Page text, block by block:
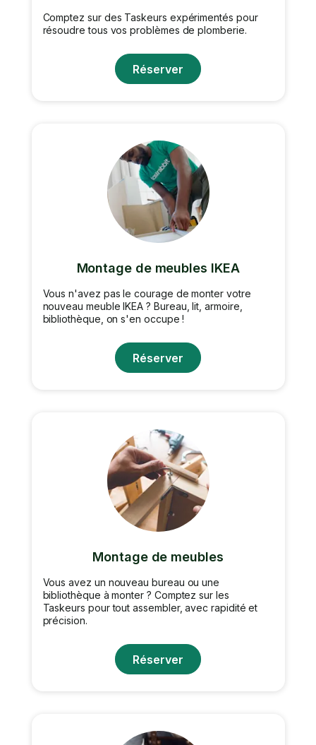
Comptez sur des Taskeurs expérimentés pour
résoudre tous vos problèmes de plomberie.
Réserver
Montage de meubles IKEA
Vous n'avez pas le courage de monter votre
nouveau meuble IKEA ? Bureau, lit, armoire,
bibliothèque, on s'en occupe !
Réserver
Montage de meubles
Vous avez un nouveau bureau ou une
bibliothèque à monter ? Comptez sur les
Taskeurs pour tout assembler, avec rapidité et
précision.
Réserver